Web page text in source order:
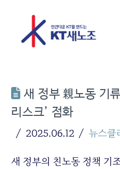
새 정부 親노동 기
리스크’ 점화
2025.06.12 뉴스클
새 정부의 친노동 정책 기